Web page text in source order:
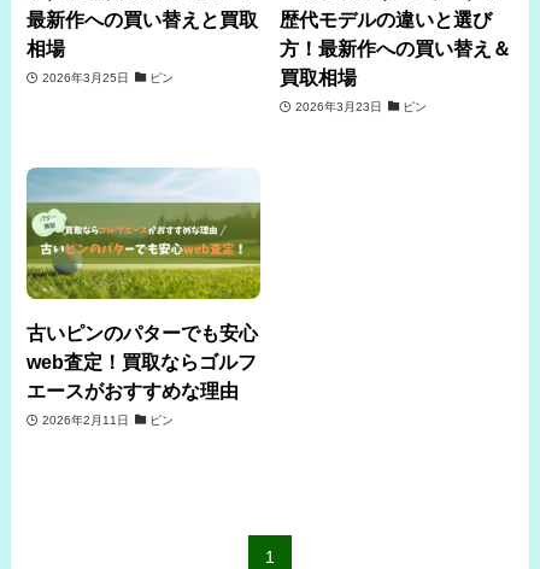
最新作への買い替えと買取
相場
2026年3月25日 ピン
歴代モデルの違いと選び
方！最新作への買い替え＆
買取相場
2026年3月23日 ピン
古いピンのパターでも安心
web査定！買取ならゴルフ
エースがおすすめな理由
2026年2月11日 ピン
1